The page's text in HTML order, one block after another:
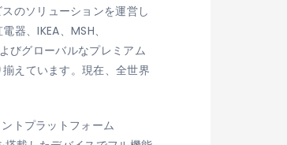
のソリューションを運営し
、IKEA、MSH、
びグローバルなプレミアム
えています。現在、全世界
トプラットフォーム